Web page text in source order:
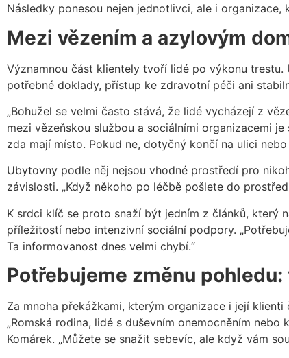
Následky ponesou nejen jednotlivci, ale i organizace,
Mezi vězením a azylovým
Významnou část klientely tvoří lidé po výkonu
potřebné doklady, přístup ke zdravotní péči ani
„Bohužel se velmi často stává, že lidé vycházejí z
mezi vězeňskou službou a sociálními organizacemi
zda mají místo. Pokud ne, dotyčný končí na ulici
Ubytovny podle něj nejsou vhodné prostředí pro
závislosti. „Když někoho po léčbě pošlete do
K srdci klíč se proto snaží být jedním z článků, který
příležitostí nebo intenzivní sociální podpory.
Ta informovanost dnes velmi chybí.“
Potřebujeme změnu
Za mnoha překážkami, kterým organizace i její
„Romská rodina, lidé s duševním onemocněním
Komárek. „Můžete se snažit sebevíc, ale když vám